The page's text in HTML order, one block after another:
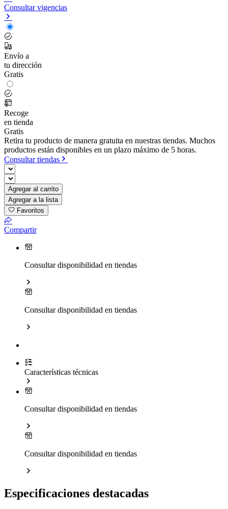
Consultar vigencias
Envío a
tu dirección
Gratis
Recoge
en tienda
Gratis
Retira tu producto de manera gratuita en nuestras tiendas. Muchos
productos están disponibles en un plazo máximo de 5 horas.
Consultar tiendas
Agregar al carrito
Agregar a la lista
Favoritos
Compartir
Consultar disponibilidad en tiendas
Consultar disponibilidad en tiendas
Características técnicas
Consultar disponibilidad en tiendas
Consultar disponibilidad en tiendas
Especificaciones destacadas